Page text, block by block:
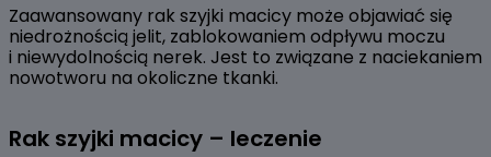
Zaawansowany rak szyjki macicy może objawiać się
niedrożnością jelit, zablokowaniem odpływu moczu
i niewydolnością nerek. Jest to związane z naciekaniem
nowotworu na okoliczne tkanki.
Rak szyjki macicy – leczenie